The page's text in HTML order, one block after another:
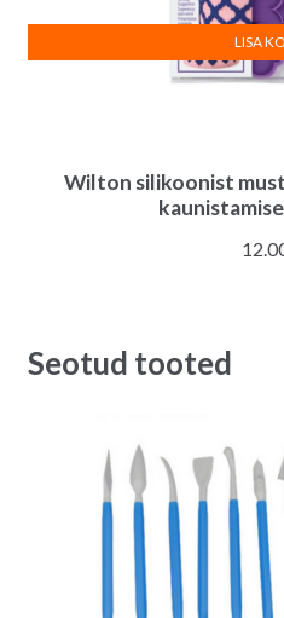
Wilton silikoonist
LISA
Seotud tooted